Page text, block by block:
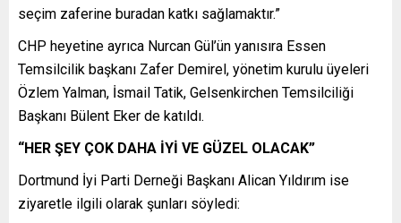
seçim zaferine buradan katkı sağlamaktır.”
CHP heyetine ayrıca Nurcan Gül’ün yanısıra Essen
Temsilcilik başkanı Zafer Demirel, yönetim kurulu üyeleri
Özlem Yalman, İsmail Tatik, Gelsenkirchen Temsilciliği
Başkanı Bülent Eker de katıldı.
“HER ŞEY ÇOK DAHA İYİ VE GÜZEL OLACAK”
Dortmund İyi Parti Derneği Başkanı Alican Yıldırım ise
ziyaretle ilgili olarak şunları söyledi: